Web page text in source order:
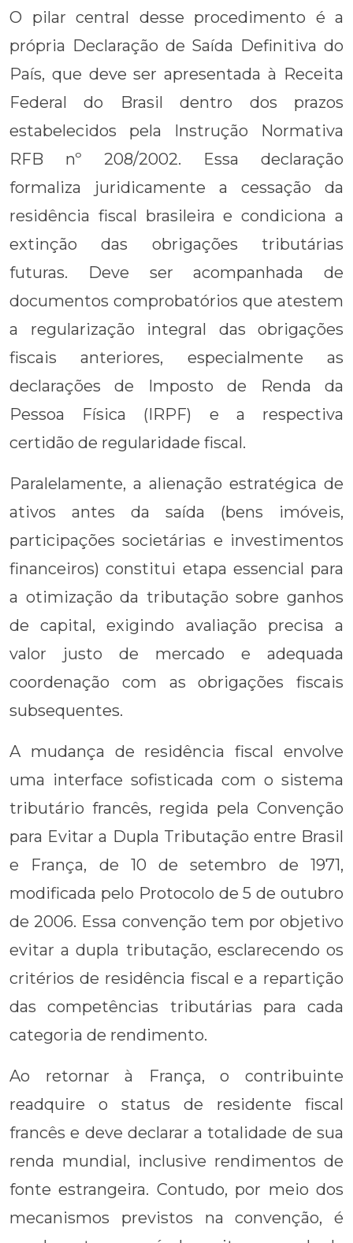
O pilar central desse procedimento é a
própria Declaração de Saída Definitiva do
País, que deve ser apresentada à Receita
Federal do Brasil dentro dos prazos
estabelecidos pela Instrução Normativa
RFB nº 208/2002. Essa declaração
formaliza juridicamente a cessação da
residência fiscal brasileira e condiciona a
extinção das obrigações tributárias
futuras. Deve ser acompanhada de
documentos comprobatórios que atestem
a regularização integral das obrigações
fiscais anteriores, especialmente as
declarações de Imposto de Renda da
Pessoa Física (IRPF) e a respectiva
certidão de regularidade fiscal.
Paralelamente, a alienação estratégica de
ativos antes da saída (bens imóveis,
participações societárias e investimentos
financeiros) constitui etapa essencial para
a otimização da tributação sobre ganhos
de capital, exigindo avaliação precisa a
valor justo de mercado e adequada
coordenação com as obrigações fiscais
subsequentes.
A mudança de residência fiscal envolve
uma interface sofisticada com o sistema
tributário francês, regida pela Convenção
para Evitar a Dupla Tributação entre Brasil
e França, de 10 de setembro de 1971,
modificada pelo Protocolo de 5 de outubro
de 2006. Essa convenção tem por objetivo
evitar a dupla tributação, esclarecendo os
critérios de residência fiscal e a repartição
das competências tributárias para cada
categoria de rendimento.
Ao retornar à França, o contribuinte
readquire o status de residente fiscal
francês e deve declarar a totalidade de sua
renda mundial, inclusive rendimentos de
fonte estrangeira. Contudo, por meio dos
mecanismos previstos na convenção, é